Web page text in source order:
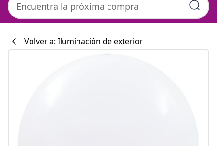
Volver a: Iluminación de exterior